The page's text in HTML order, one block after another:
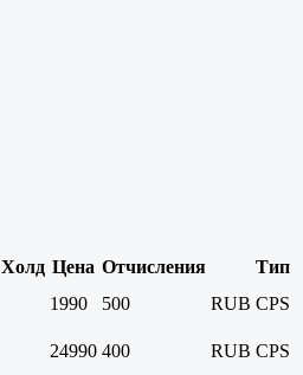
Холд Цена Отчисления
Тип
1990 500 RUB CPS
24990 400 RUB CPS